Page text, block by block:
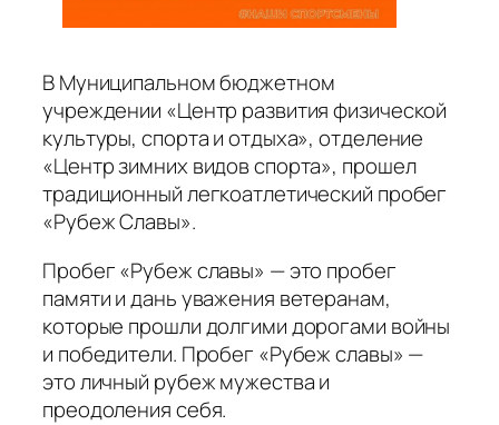
В Муниципальном бюджетном
учреждении «Центр развития физической
культуры, спорта и отдыха», отделение
«Центр зимних видов спорта», прошел
традиционный легкоатлетический пробег
«Рубеж Славы».
Пробег «Рубеж славы» — это пробег
памяти и дань уважения ветеранам,
которые прошли долгими дорогами войны
и победители. Пробег «Рубеж славы» —
это личный рубеж мужества и
преодоления себя.